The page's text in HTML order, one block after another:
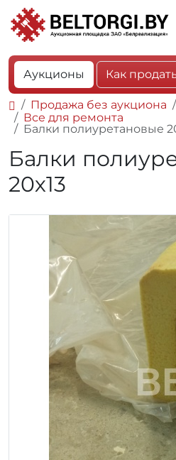
Аукционы Как
Продажа без аукциона
Все для ремонта
Балки полиуретановые
Балки
20х13